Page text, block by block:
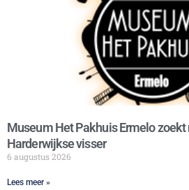
Museum Het Pakhuis Ermelo zoekt
Harderwijkse visser
6 augustus 2026
Lees meer »